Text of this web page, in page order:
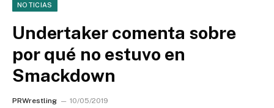
NOTICIAS
Undertaker comenta sobre
por qué no estuvo en
Smackdown
PRWrestling 10/05/2019